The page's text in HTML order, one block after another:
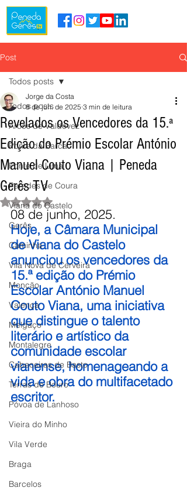
Post
Todos posts
Arcos de Valdevez
Ponte da Barca
Ponte de Lima
Paredes de Coura
Viana do Castelo
Gerês
Caminha
Vila Nova de Cerveira
Monção
Valença
Melgaço
Montalegre
Cabeceiras de Basto
Terras de Bouro
Póvoa de Lanhoso
Vieira do Minho
Vila Verde
Braga
Barcelos
Todos posts
Revelados os Vencedores da 15.ª
Edição do Prémio Escolar António
Manuel Couto Viana | Peneda
Gerês TV
Jorge da Costa
8 de jun. de 2025 3 min de leitura
Avaliado com NaN de 5 estrelas.
08 de junho, 2025.
Hoje, a Câmara Municipal
de Viana do Castelo
anunciou os vencedores da
15.ª edição do Prémio
Escolar António Manuel
Couto Viana, uma iniciativa
que distingue o talento
literário e artístico da
comunidade escolar
vianense, homenageando a
vida e obra do multifacetado
escritor.